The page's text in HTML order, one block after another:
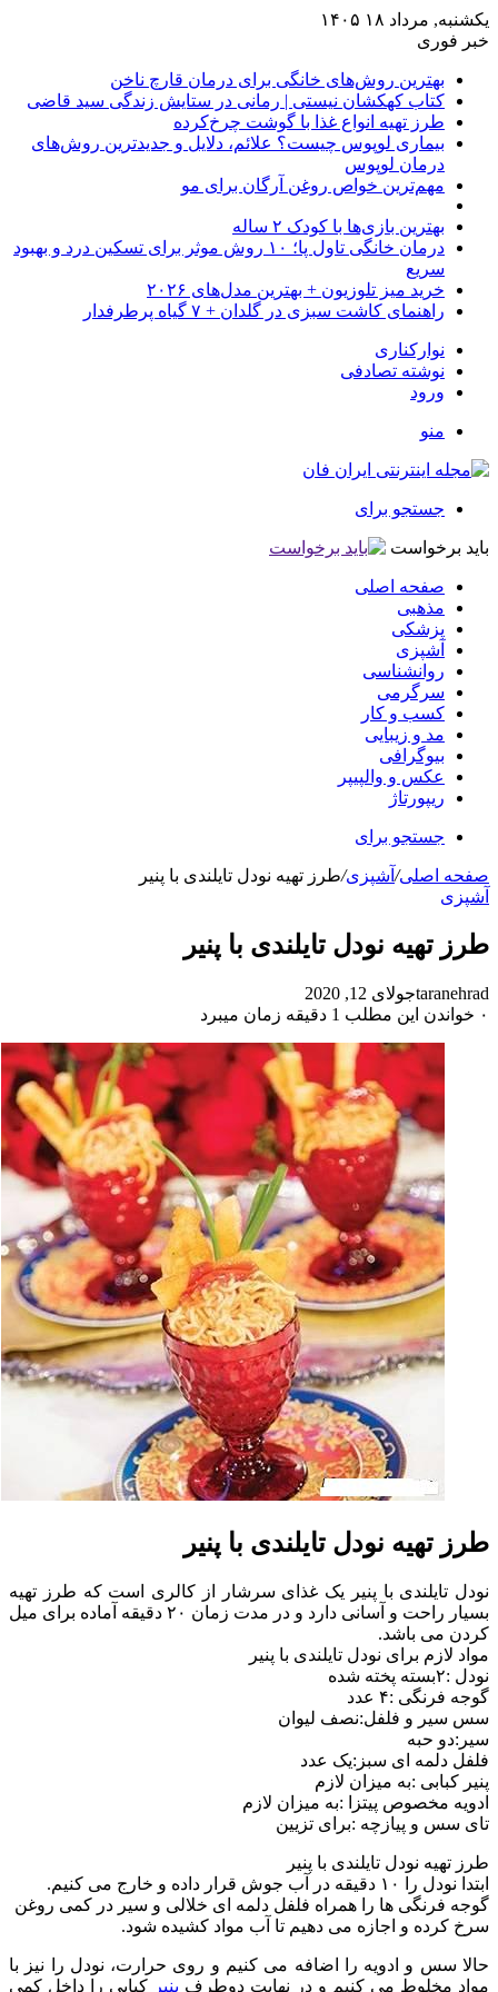
یکشنبه, مرداد ۱۸ ۱۴۰۵
خبر فوری
بهترین روش‌های خانگی برای درمان قارچ ناخن
کتاب کهکشان نیستی | رمانی در ستایش زندگی سید قاضی
طرز تهیه انواع غذا با گوشت چرخ‌کرده
بیماری لوپوس چیست؟ علائم، دلایل و جدیدترین روش‌های
درمان لوپوس
مهم‌ترین خواص روغن آرگان برای مو
بهترین بازی‌ها با کودک ۲ ساله
درمان خانگی تاول پا؛ ۱۰ روش موثر برای تسکین درد و بهبود
سریع
خرید میز تلوزیون + بهترین مدل‌های ۲۰۲۶
راهنمای کاشت سبزی در گلدان + ۷ گیاه پرطرفدار
نوارکناری
نوشته تصادفی
ورود
منو
جستجو برای
باید برخواست
صفحه اصلی
مذهبی
پزشکی
آشپزی
روانشناسی
سرگرمی
کسب و کار
مد و زیبایی
بیوگرافی
عکس و والپیپر
ریپورتاژ
جستجو برای
صفحه اصلی/ آشپزی/طرز تهیه نودل تایلندی با پنیر
آشپزی
طرز تهیه نودل تایلندی با پنیر
taranehradجولای 12, 2020
۰ خواندن این مطلب 1 دقیقه زمان میبرد
طرز تهیه نودل تایلندی با پنیر
نودل تایلندی با پنیر یک غذای سرشار از کالری است که طرز تهیه
بسیار راحت و آسانی دارد و در مدت زمان ۲۰ دقیقه آماده برای میل
کردن می باشد.
مواد لازم برای نودل تایلندی با پنیر
نودل :٢بسته پخته شده
گوجه فرنگی :۴ عدد
سس سیر و فلفل:نصف لیوان
سیر:دو حبه
فلفل دلمه ای سبز:یک عدد
پنیر کبابی :به میزان لازم
ادویه مخصوص پیتزا :به میزان لازم
تای سس و پیازچه :برای تزیین
طرز تهیه نودل تایلندی با پنیر
ابتدا نودل را ١٠ دقیقه در آب جوش قرار داده و خارج می کنیم.
گوجه فرنگی ها را همراه فلفل دلمه ای خلالی و سیر در کمی روغن
سرخ کرده و اجازه می دهیم تا آب مواد کشیده شود.
حالا سس و ادویه را اضافه می کنیم و روی حرارت، نودل را نیز با
مواد مخلوط می کنیم و در نهایت دوطرف پنیر کبابی را داخل کمی